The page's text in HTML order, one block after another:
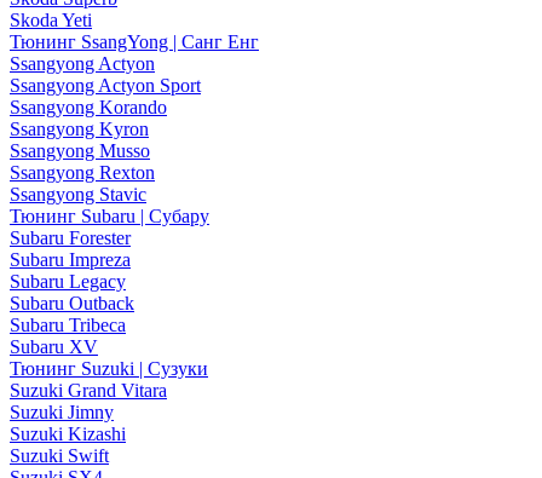
Skoda Yeti
Тюнинг SsangYong | Санг Енг
Ssangyong Actyon
Ssangyong Actyon Sport
Ssangyong Korando
Ssangyong Kyron
Ssangyong Musso
Ssangyong Rexton
Ssangyong Stavic
Тюнинг Subaru | Субару
Subaru Forester
Subaru Impreza
Subaru Legacy
Subaru Outback
Subaru Tribeca
Subaru XV
Тюнинг Suzuki | Сузуки
Suzuki Grand Vitara
Suzuki Jimny
Suzuki Kizashi
Suzuki Swift